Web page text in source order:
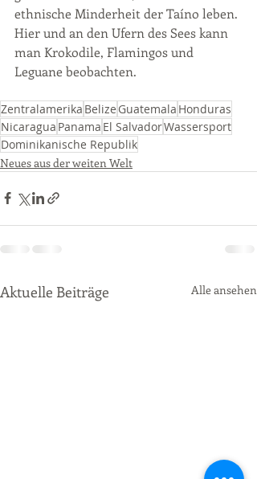
ethnische Minderheit der Taíno leben.
Hier und an den Ufern des Sees kann
man Krokodile, Flamingos und
Leguane beobachten.
Zentralamerika Belize Guatemala Honduras
Nicaragua Panama El SalvadorWassersport
Dominikanische Republik
Neues aus der weiten Welt
Aktuelle Beiträge Alle ansehen